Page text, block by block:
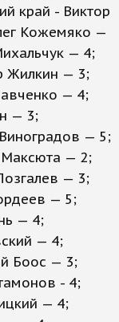
край - Виктор
Кожемяко —
— 4;
Жилкин — 3;
— 4;
— 3;
— 5;
Максюта — 2;
— 3;
— 5;
— 4;
— 4;
Боос — 3;
- 4;
— 4;